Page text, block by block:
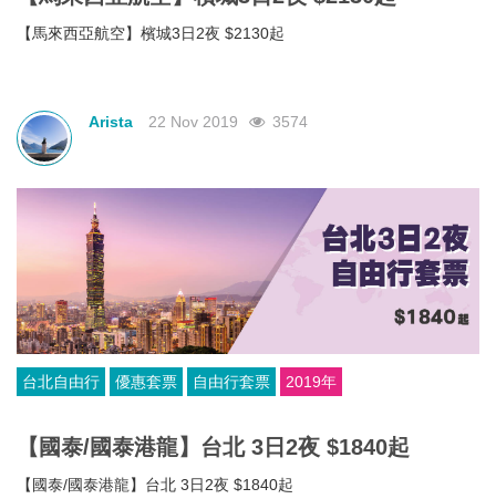
【馬來西亞航空】檳城3日2夜 $2130起
Arista 22 Nov 2019 3574
台北自由行 優惠套票 自由行套票 2019年
【國泰/國泰港龍】台北 3日2夜 $1840起
【國泰/國泰港龍】台北 3日2夜 $1840起